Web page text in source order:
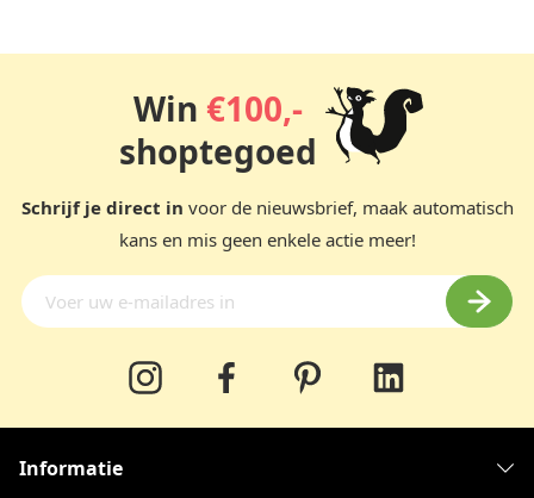
Win €100,-
shoptegoed
Schrijf je direct in voor de nieuwsbrief, maak automatisch
kans en mis geen enkele actie meer!
Informatie